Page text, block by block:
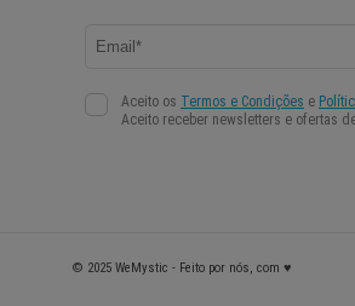
© 2025 WeMystic - Feito por nós, com ♥